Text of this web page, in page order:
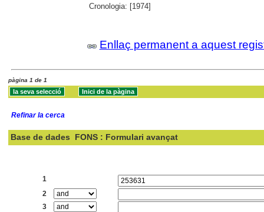
Cronologia: [1974]
Enllaç permanent a aquest
pàgina 1 de 1
Refinar la cerca
Base de dades FONS : Formulari avançat
1
2
3